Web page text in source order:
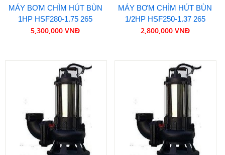
MÁY BƠM CHÌM HÚT BÙN
1HP HSF280-1.75 265
5,300,000 VNĐ
MÁY BƠM CHÌM HÚT BÙN
1/2HP HSF250-1.37 265
2,800,000 VNĐ